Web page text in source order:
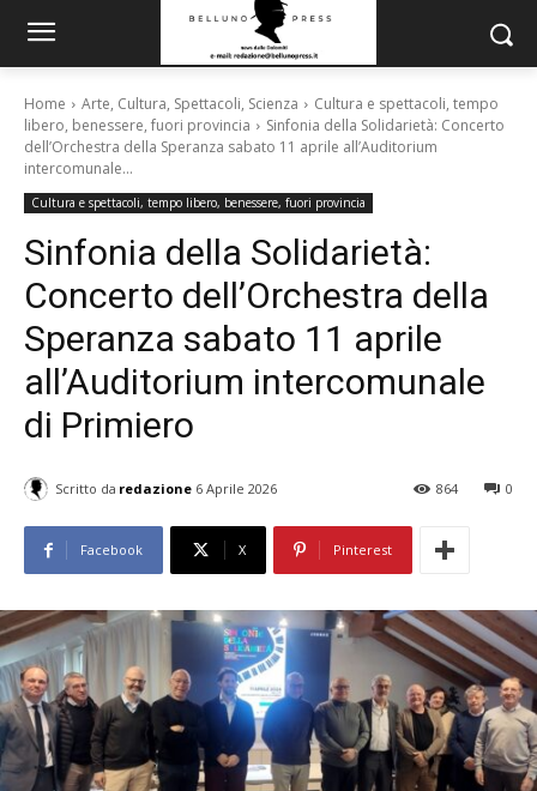
Home Arte, Cultura, Spettacoli, Scienza
Cultura e spettacoli, tempo
libero, benessere, fuori provincia
Sinfonia della Solidarietà: Concerto
dell’Orchestra della Speranza sabato 11 aprile all’Auditorium
intercomunale...
Cultura e spettacoli, tempo libero, benessere, fuori provincia
Sinfonia della Solidarietà:
Concerto dell’Orchestra della
Speranza sabato 11 aprile
all’Auditorium intercomunale
di Primiero
Scritto da redazione 6 Aprile 2026 0
864
Facebook X Pinterest